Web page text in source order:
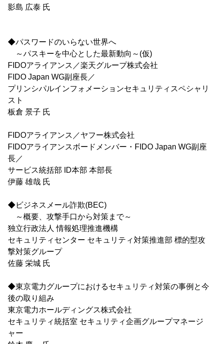
影島 広泰 氏
◆パスワードのいらない世界へ
～パスキーを中心とした最新動向～(仮)
FIDOアライアンス／楽天グループ株式会社
FIDO Japan WG副座長／
プリンシパルインフォメーションセキュリティスペシャリ
スト
板倉 景子 氏
FIDOアライアンス／ヤフー株式会社
FIDOアライアンスボードメンバー・FIDO Japan WG副座
長／
サービス統括部 ID本部 本部長
伊藤 雄哉 氏
◆ビジネスメール詐欺(BEC)
～概要、攻撃手口から対策まで～
独立行政法人 情報処理推進機構
セキュリティセンター セキュリティ対策推進部 標的型攻
撃対策グループ
佐藤 栄城 氏
◆東京電力グループにおけるセキュリティ対策の事例と今
後の取り組み
東京電力ホールディングス株式会社
セキュリティ統括室 セキュリティ企画グループマネージ
ャー